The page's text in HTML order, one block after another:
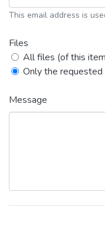
This email address is
Files
All files (of this
Only the
Message